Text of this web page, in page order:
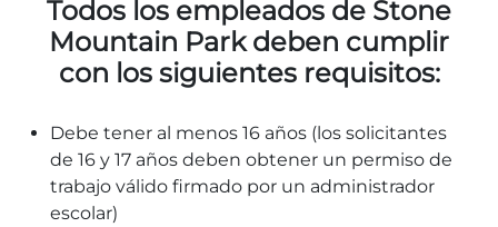
Todos los empleados de Stone
Mountain Park deben cumplir
con los siguientes requisitos:
Debe tener al menos 16 años (los solicitantes
de 16 y 17 años deben obtener un permiso de
trabajo válido firmado por un administrador
escolar)